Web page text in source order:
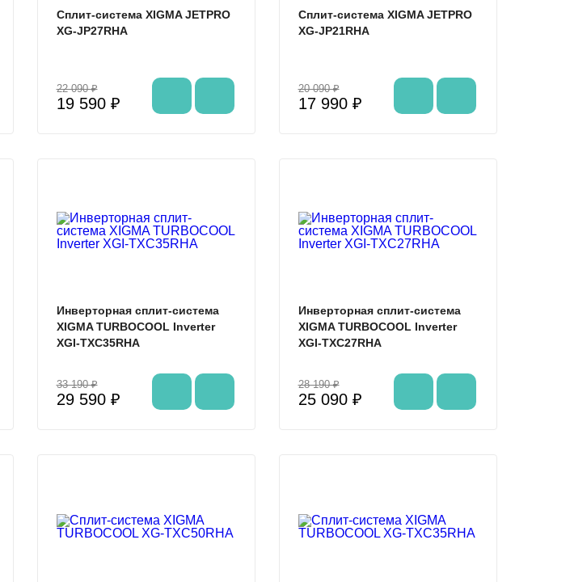
Сплит-система XIGMA JETPRO
XG-JP27RHA
22 090 ₽
19 590 ₽
Сплит-система XIGMA JETPRO
XG-JP21RHA
20 090 ₽
17 990 ₽
Инверторная сплит-система
XIGMA TURBOCOOL Inverter
XGI-TXC35RHA
33 190 ₽
29 590 ₽
Инверторная сплит-система
XIGMA TURBOCOOL Inverter
XGI-TXC27RHA
28 190 ₽
25 090 ₽